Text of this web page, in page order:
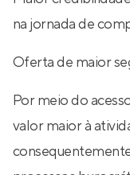
na jornada de
Oferta de maior
Por meio do
valor maior à